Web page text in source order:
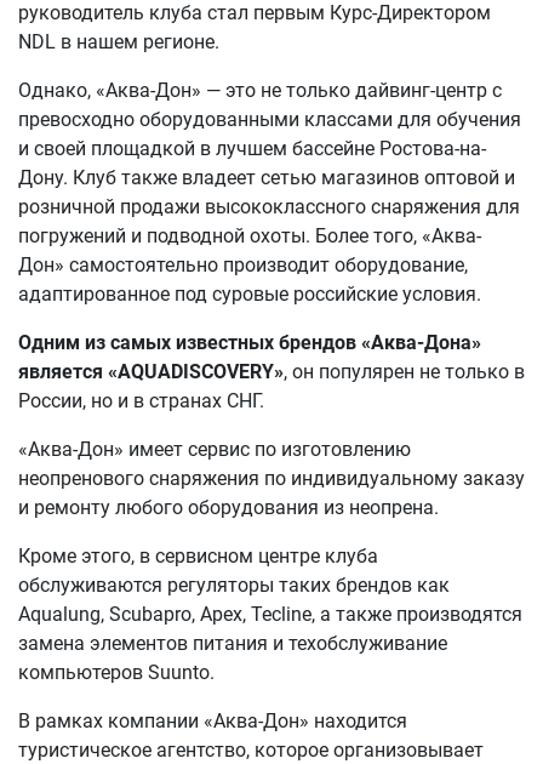
руководитель клуба стал первым Курс-Директором
NDL в нашем регионе.
Однако, «Аква-Дон» — это не только дайвинг-центр с
превосходно оборудованными классами для обучения
и своей площадкой в лучшем бассейне Ростова-на-
Дону. Клуб также владеет сетью магазинов оптовой и
розничной продажи высококлассного снаряжения для
погружений и подводной охоты. Более того, «Аква-
Дон» самостоятельно производит оборудование,
адаптированное под суровые российские условия.
Одним из самых известных брендов «Аква-Дона»
является «AQUADISCOVERY», он популярен не только в
России, но и в странах СНГ.
«Аква-Дон» имеет сервис по изготовлению
неопренового снаряжения по индивидуальному заказу
и ремонту любого оборудования из неопрена.
Кроме этого, в сервисном центре клуба
обслуживаются регуляторы таких брендов как
Aqualung, Scubapro, Apex, Tecline, а также производятся
замена элементов питания и техобслуживание
компьютеров Suunto.
В рамках компании «Аква-Дон» находится
туристическое агентство, которое организовывает